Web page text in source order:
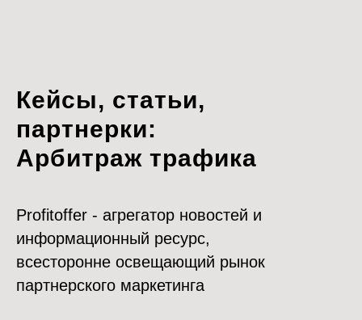
Кейсы, статьи,
партнерки:
Арбитраж трафика
Profitoffer - агрегатор новостей и
информационный ресурс,
всесторонне освещающий рынок
партнерского маркетинга